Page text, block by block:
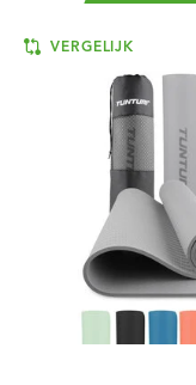
VERGELIJK